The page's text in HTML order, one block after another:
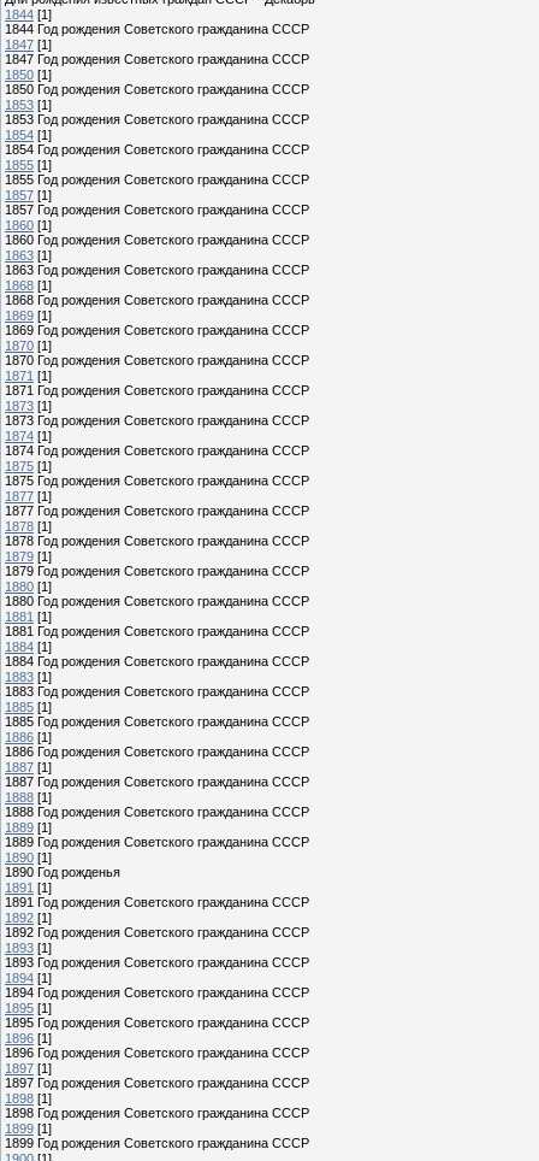
1844 [1]
1844 Год рождения Советского гражданина СССР
1847 [1]
1847 Год рождения Советского гражданина СССР
1850 [1]
1850 Год рождения Советского гражданина СССР
1853 [1]
1853 Год рождения Советского гражданина СССР
1854 [1]
1854 Год рождения Советского гражданина СССР
1855 [1]
1855 Год рождения Советского гражданина СССР
1857 [1]
1857 Год рождения Советского гражданина СССР
1860 [1]
1860 Год рождения Советского гражданина СССР
1863 [1]
1863 Год рождения Советского гражданина СССР
1868 [1]
1868 Год рождения Советского гражданина СССР
1869 [1]
1869 Год рождения Советского гражданина СССР
1870 [1]
1870 Год рождения Советского гражданина СССР
1871 [1]
1871 Год рождения Советского гражданина СССР
1873 [1]
1873 Год рождения Советского гражданина СССР
1874 [1]
1874 Год рождения Советского гражданина СССР
1875 [1]
1875 Год рождения Советского гражданина СССР
1877 [1]
1877 Год рождения Советского гражданина СССР
1878 [1]
1878 Год рождения Советского гражданина СССР
1879 [1]
1879 Год рождения Советского гражданина СССР
1880 [1]
1880 Год рождения Советского гражданина СССР
1881 [1]
1881 Год рождения Советского гражданина СССР
1884 [1]
1884 Год рождения Советского гражданина СССР
1883 [1]
1883 Год рождения Советского гражданина СССР
1885 [1]
1885 Год рождения Советского гражданина СССР
1886 [1]
1886 Год рождения Советского гражданина СССР
1887 [1]
1887 Год рождения Советского гражданина СССР
1888 [1]
1888 Год рождения Советского гражданина СССР
1889 [1]
1889 Год рождения Советского гражданина СССР
1890 [1]
1890 Год рожденья
1891 [1]
1891 Год рождения Советского гражданина СССР
1892 [1]
1892 Год рождения Советского гражданина СССР
1893 [1]
1893 Год рождения Советского гражданина СССР
1894 [1]
1894 Год рождения Советского гражданина СССР
1895 [1]
1895 Год рождения Советского гражданина СССР
1896 [1]
1896 Год рождения Советского гражданина СССР
1897 [1]
1897 Год рождения Советского гражданина СССР
1898 [1]
1898 Год рождения Советского гражданина СССР
1899 [1]
1899 Год рождения Советского гражданина СССР